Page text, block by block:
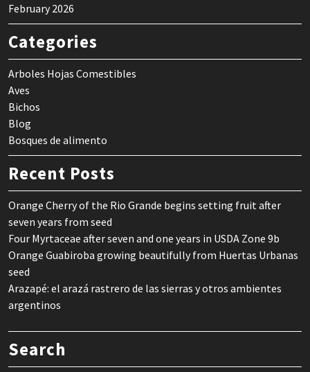
February 2026
Categories
Arboles Hojas Comestibles
Aves
Bichos
Blog
Bosques de alimento
Recent Posts
Orange Cherry of the Rio Grande begins setting fruit after
seven years from seed
Four Myrtaceae after seven and one years in USDA Zone 9b
Orange Guabiroba growing beautifully from Huertas Urbanas
seed
Arazapé: el arazá rastrero de las sierras y otros ambientes
argentinos
Search